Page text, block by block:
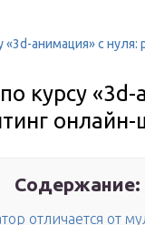
«3d-анимация» с нуля:
курсу
Содержание:
отличается от